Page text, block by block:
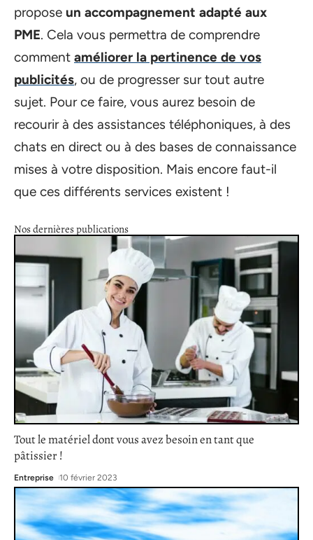
propose un accompagnement adapté aux
PME. Cela vous permettra de comprendre
comment améliorer la pertinence de vos
publicités, ou de progresser sur tout autre
sujet. Pour ce faire, vous aurez besoin de
recourir à des assistances téléphoniques, à des
chats en direct ou à des bases de connaissance
mises à votre disposition. Mais encore faut-il
que ces différents services existent !
Nos dernières publications
Tout le matériel dont vous avez besoin en tant que
pâtissier !
Entreprise 10 février 2023